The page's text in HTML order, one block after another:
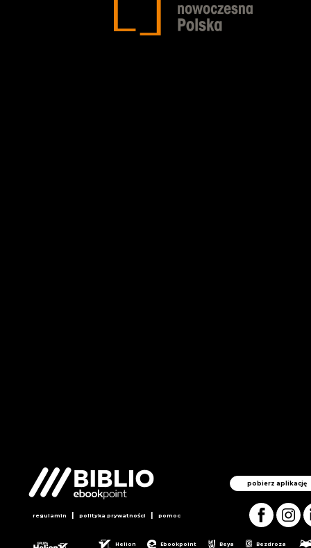
pobierz aplikację
regulamin | polityka prywatności | pomoc
Helion Ebookpoint Beya Bezdroza